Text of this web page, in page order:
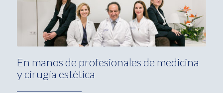
En manos de profesionales de medicina
y cirugía estética